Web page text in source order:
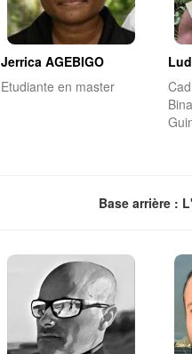
Jerrica AGEBIGO
Etudiante en master
Base arrière :